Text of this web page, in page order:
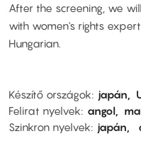
After the screening, we
with women's rights
Hungarian.
Készítő országok japán
Felirat nyelvek
angol
Szinkron nyelvek
japán